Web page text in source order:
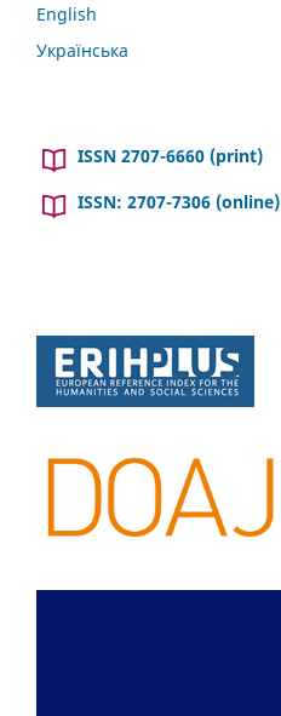
English
Українська
ISSN 2707-6660 (print)
ISSN: 2707-7306 (online)